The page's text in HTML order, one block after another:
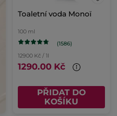
Toaletní voda Monoï
100 ml
(1586)
12900 Kč / 1l
1290.00 Kč
PŘIDAT DO
KOŠÍKU